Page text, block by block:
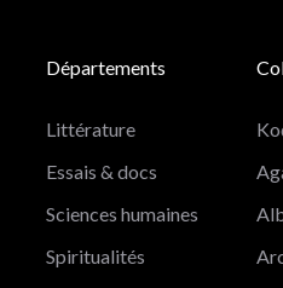
Départements
Littérature
Essais & docs
Sciences humaines
Spiritualités